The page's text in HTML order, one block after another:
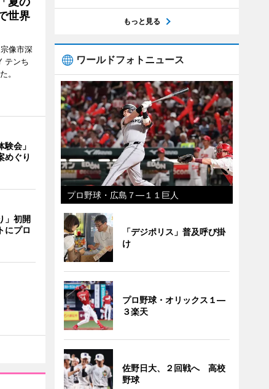
世界
像市深
テンち
。
会」
ぐり
」初開
にプロ
もっと見る
ワールドフォトニュース
プロ野球・広島７―１１巨人
「デジポリス」普及呼び掛
け
プロ野球・オリックス１―
３楽天
佐野日大、２回戦へ 高校
野球